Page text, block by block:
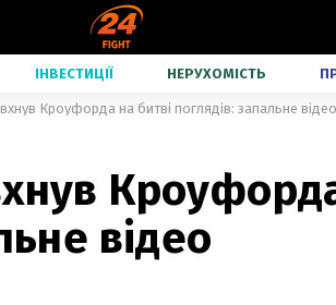
ІНВЕСТИЦІЇ НЕРУХОМІСТЬ
Кроуфорда на битві поглядів: запальне відео
відео